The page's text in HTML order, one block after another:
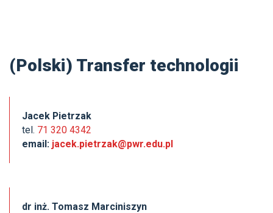
(Polski) Transfer technologii
Jacek Pietrzak
tel. 71 320 4342
email: jacek.pietrzak@pwr.edu.pl
dr inż. Tomasz Marciniszyn